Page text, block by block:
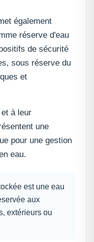
également
réserve d'eau
de sécurité
sous réserve du
et
à leur
une
pour une gestion
eau.
est une eau
aux
extérieurs ou